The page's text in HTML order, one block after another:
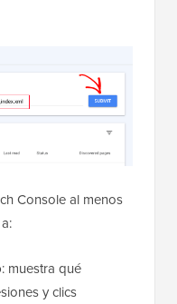
Console al menos
: muestra qué
y clics